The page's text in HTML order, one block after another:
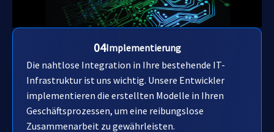
04Implementierung
Die nahtlose Integration in Ihre bestehende IT-
Infrastruktur ist uns wichtig. Unsere Entwickler
implementieren die erstellten Modelle in Ihren
Geschäftsprozessen, um eine reibungslose
Zusammenarbeit zu gewährleisten.